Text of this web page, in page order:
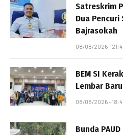
Satreskrim
Dua
Bajrasokah
08/08/2026 -
BEM SI
Lembar
08/08/2026 -
Bunda